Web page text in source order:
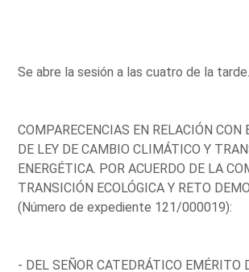
Se abre la sesión a las cuatro de la tarde.
COMPARECENCIAS EN RELACIÓN CON
DE LEY DE CAMBIO CLIMÁTICO Y
ENERGÉTICA. POR ACUERDO DE LA
TRANSICIÓN ECOLÓGICA Y RETO
(Número de expediente 121/000019):
- DEL SEÑOR CATEDRÁTICO EMÉRITO